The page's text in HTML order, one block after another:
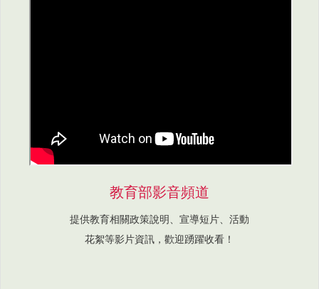
教育部影音頻道
提供教育相關政策說明、宣導短片、活動
花絮等影片資訊，歡迎踴躍收看！